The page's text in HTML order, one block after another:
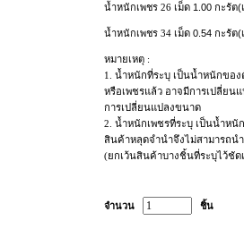
น้ำหนักเพชร 26 เม็ด 1.00 กะรัต
น้ำหนักเพชร 34 เม็ด 0.54 กะรัต
หมายเหตุ :
1. น้ำหนักที่ระบุ เป็นน้ำหนักขอ
หรือเพชรแล้ว อาจมีการเปลี่ย
การเปลี่ยนแปลงขนาด
2. น้ำหนักเพชรที่ระบุ เป็นน้ำหนั
สินค้าหลุดจำนำจึงไม่สามารถน
(ยกเว้นสินค้าบางชิ้นที่ระบุไว้ชั
จำนวน ชิ้น